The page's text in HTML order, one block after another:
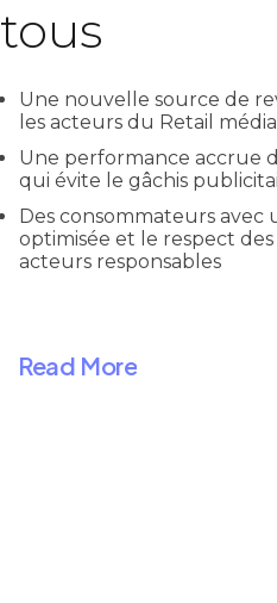
tous
Une nouvelle source de
les acteurs du Retail média
Une performance accrue
qui évite le gâchis
Des consommateurs
optimisée et le respect
acteurs responsables
Read More